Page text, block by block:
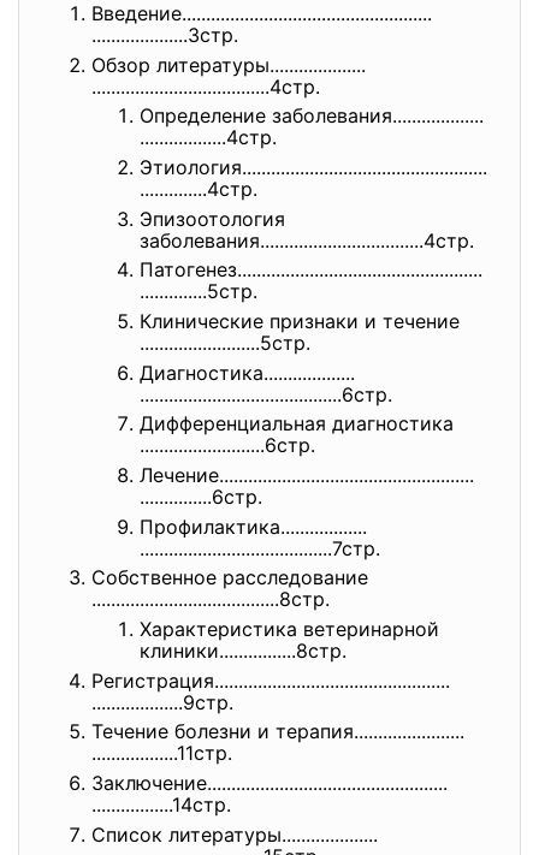
Введение....................................................
....................3стр.
Обзор литературы....................
.....................................4стр.
Определение заболевания...................
..................4стр.
Этиология...................................................
..............4стр.
Эпизоотология
заболевания..................................4стр.
Патогенез...................................................
..............5стр.
Клинические признаки и течение
.........................5стр.
Диагностика...................
..........................................6стр.
Дифференциальная диагностика
..........................6стр.
Лечение.....................................................
...............6стр.
Профилактика..................
........................................7стр.
Собственное расследование
.......................................8стр.
Характеристика ветеринарной
клиники................8стр.
Регистрация.................................................
...................9стр.
Течение болезни и терапия.......................
..................11стр.
Заключение..................................................
.................14стр.
Список литературы....................